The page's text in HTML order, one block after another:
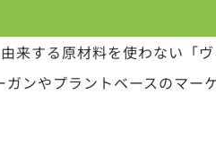
来する原材料を使わない「
ンやプラントベースのマー